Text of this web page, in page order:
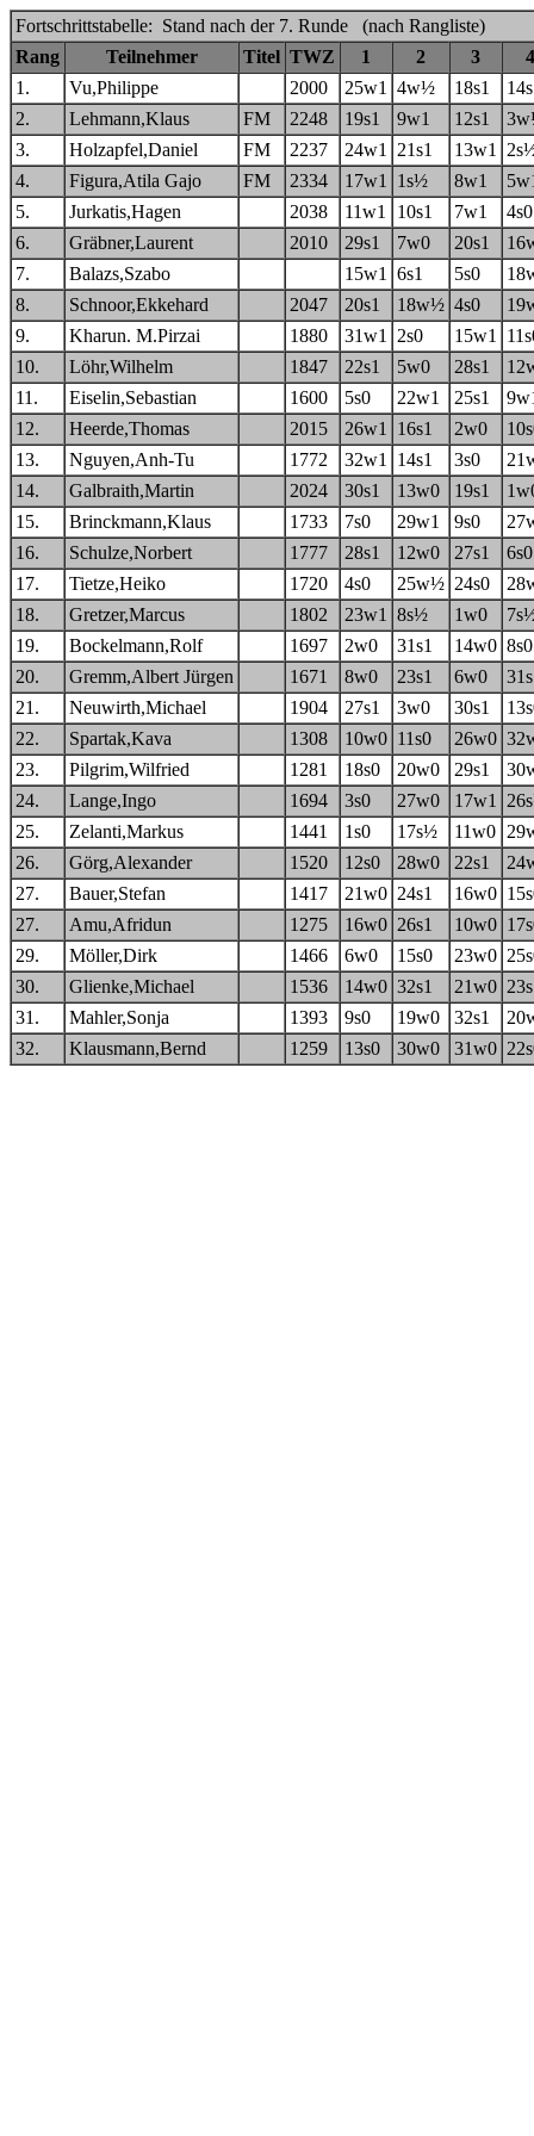
Fortschrittstabelle: Stand nach der 7. Runde (nach Rangliste)
Rang
Teilnehmer Titel TWZ 1 2 3
4
1.
Vu,Philippe 2000 25w1 4w½ 18s1
2.
Lehmann,Klaus FM 2248 19s1 9w1 12s1
3.
Holzapfel,Daniel FM 2237 24w1 21s1 13w1
4.
Figura,Atila Gajo FM 2334 17w1 1s½ 8w1
5.
Jurkatis,Hagen 2038 11w1 10s1 7w1
4s0
6.
Gräbner,Laurent 2010 29s1 7w0 20s1
7.
Balazs,Szabo 15w1 6s1 5s0
8.
Schnoor,Ekkehard 2047 20s1 18w½ 4s0
9.
Kharun. M.Pirzai 1880 31w1 2s0 15w1
10.
Löhr,Wilhelm 1847 22s1 5w0 28s1
11.
Eiselin,Sebastian 1600 5s0 22w1 25s1
12.
Heerde,Thomas 2015 26w1 16s1 2w0
13.
Nguyen,Anh-Tu 1772 32w1 14s1 3s0
14.
Galbraith,Martin 2024 30s1 13w0 19s1
15.
Brinckmann,Klaus 1733 7s0 29w1 9s0
16.
Schulze,Norbert 1777 28s1 12w0 27s1
6s0
17.
Tietze,Heiko 1720 4s0 25w½ 24s0
18.
Gretzer,Marcus 1802 23w1 8s½ 1w0
19.
Bockelmann,Rolf 1697 2w0 31s1 14w0 8s0
20.
Gremm,Albert Jürgen 1671 8w0 23s1 6w0
21.
Neuwirth,Michael 1904 27s1 3w0 30s1
22.
Spartak,Kava 1308 10w0 11s0 26w0
23.
Pilgrim,Wilfried 1281 18s0 20w0 29s1
24.
Lange,Ingo 1694 3s0 27w0 17w1
25.
Zelanti,Markus 1441 1s0 17s½ 11w0
26.
Görg,Alexander 1520 12s0 28w0 22s1
27.
Bauer,Stefan 1417 21w0 24s1 16w0
27.
Amu,Afridun 1275 16w0 26s1 10w0
29.
Möller,Dirk 1466 6w0 15s0 23w0
30.
Glienke,Michael 1536 14w0 32s1 21w0
31.
Mahler,Sonja 1393 9s0 19w0 32s1
32.
Klausmann,Bernd 1259 13s0 30w0 31w0